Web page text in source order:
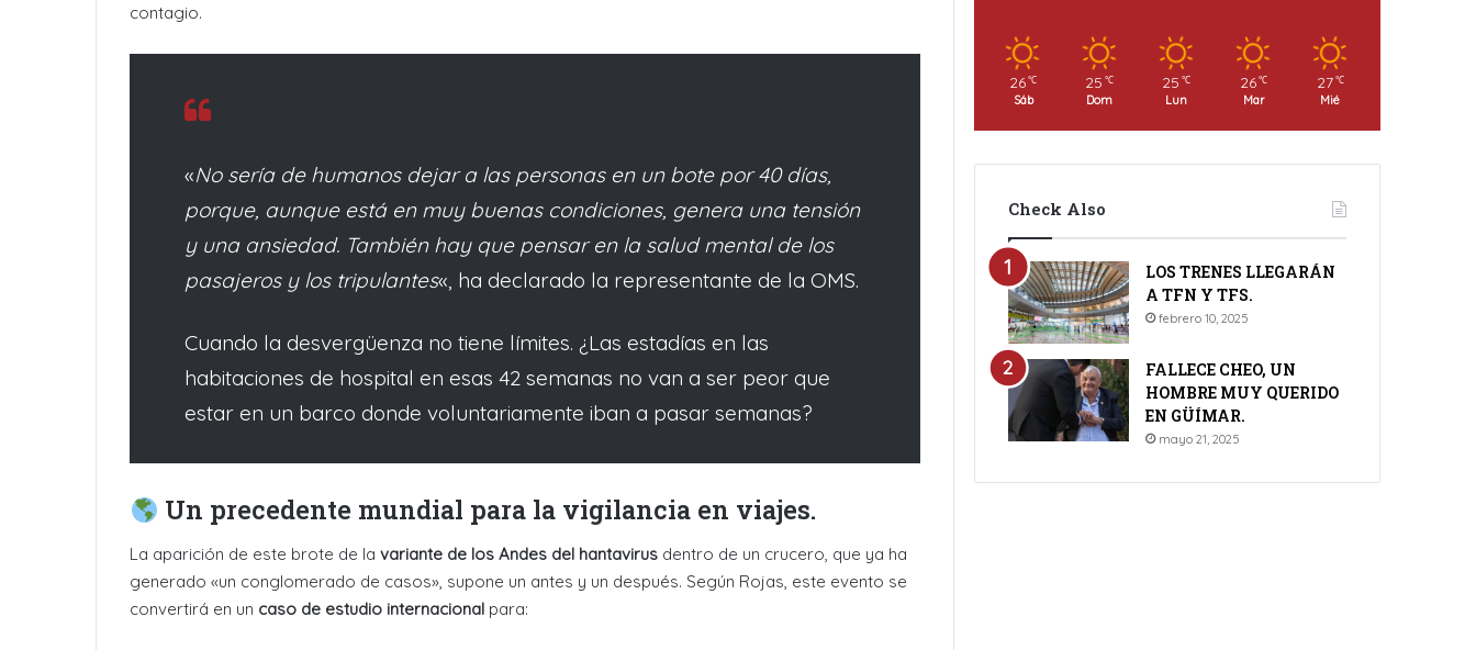
contagio.
«No sería de humanos dejar a las personas en un bote por 40 días,
porque, aunque está en muy buenas condiciones, genera una tensión
y una ansiedad. También hay que pensar en la salud mental de los
pasajeros y los tripulantes«, ha declarado la representante de la OMS.
Cuando la desvergüenza no tiene límites. ¿Las estadías en las
habitaciones de hospital en esas 42 semanas no van a ser peor que
estar en un barco donde voluntariamente iban a pasar semanas?
Un precedente mundial para la vigilancia en viajes.
La aparición de este brote de la variante de los Andes del hantavirus dentro de un crucero, que ya ha
generado «un conglomerado de casos», supone un antes y un después. Según Rojas, este evento se
convertirá en un caso de estudio internacional para:
26 ℃
Sáb
25 ℃
Dom
25 ℃
Lun
26 ℃
Mar
27 ℃
Mié
Check Also
LOS TRENES LLEGARÁN
A TFN Y TFS.
febrero 10, 2025
FALLECE CHEO, UN
HOMBRE MUY QUERIDO
EN GÜÍMAR.
mayo 21, 2025